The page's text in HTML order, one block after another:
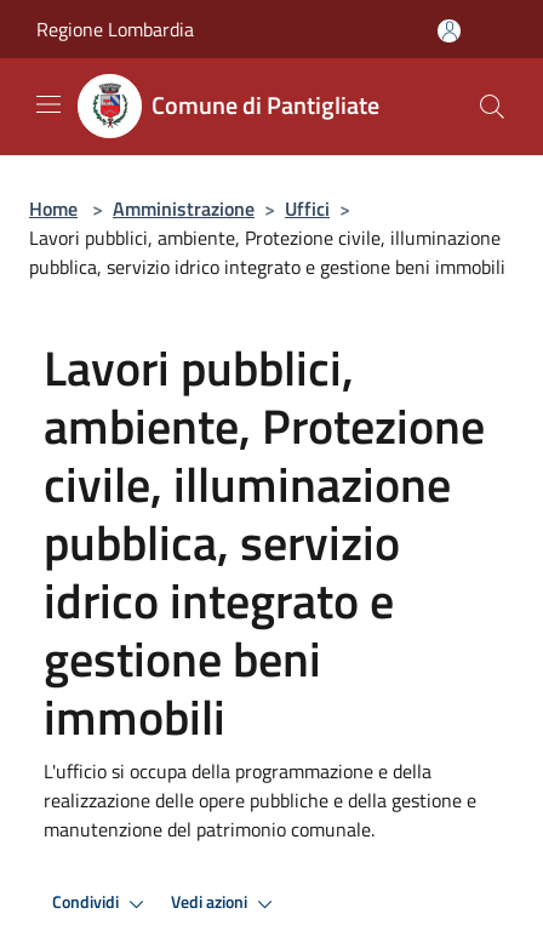
Regione Lombardia
Comune di Pantigliate
Home > Amministrazione > Uffici >
Lavori pubblici, ambiente, Protezione civile, illuminazione
pubblica, servizio idrico integrato e gestione beni immobili
Lavori pubblici,
ambiente, Protezione
civile, illuminazione
pubblica, servizio
idrico integrato e
gestione beni
immobili
L'ufficio si occupa della programmazione e della
realizzazione delle opere pubbliche e della gestione e
manutenzione del patrimonio comunale.
Condividi Vedi azioni